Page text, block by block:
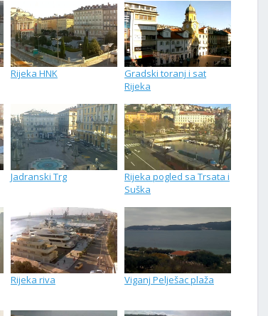
Rijeka HNK
Gradski toranj i sat
Rijeka
Jadranski Trg
Rijeka pogled sa Trsata i
Suška
Rijeka riva Viganj Pelješac plaža